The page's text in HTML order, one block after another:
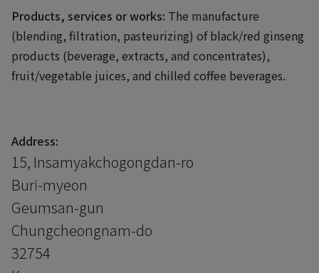
Products, services or works: The manufacture
(blending, filtration, pasteurizing) of black/red ginseng
products (beverage, extracts, and concentrates),
fruit/vegetable juices, and chilled coffee beverages.
Address:
15, Insamyakchogongdan-ro
Buri-myeon
Geumsan-gun
Chungcheongnam-do
32754